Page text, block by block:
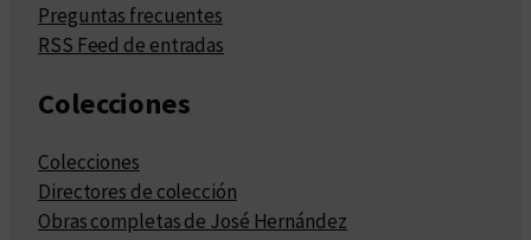
Preguntas frecuentes
RSS Feed de entradas
Colecciones
Colecciones
Directores de colección
Obras completas de José Hernández